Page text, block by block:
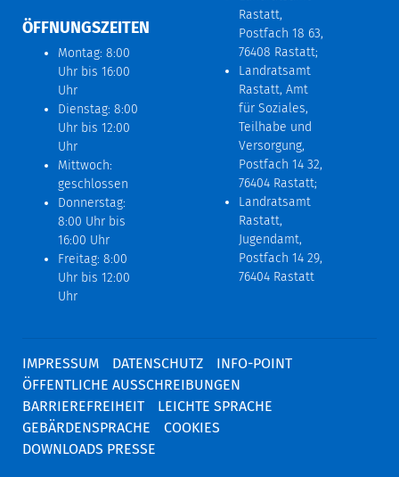
ÖFFNUNGSZEITEN
Montag: 8:00
Uhr bis 16:00
Uhr
Dienstag: 8:00
Uhr bis 12:00
Uhr
Mittwoch:
geschlossen
Donnerstag:
8:00 Uhr bis
16:00 Uhr
Freitag: 8:00
Uhr bis 12:00
Uhr
Rastatt,
Postfach 18 63,
76408 Rastatt;
Landratsamt
Rastatt, Amt
für Soziales,
Teilhabe und
Versorgung,
Postfach 14 32,
76404 Rastatt;
Landratsamt
Rastatt,
Jugendamt,
Postfach 14 29,
76404 Rastatt
IMPRESSUM DATENSCHUTZ
INFO-POINT
ÖFFENTLICHE AUSSCHREIBUNGEN
BARRIEREFREIHEIT
LEICHTE SPRACHE
GEBÄRDENSPRACHE
COOKIES
DOWNLOADS PRESSE